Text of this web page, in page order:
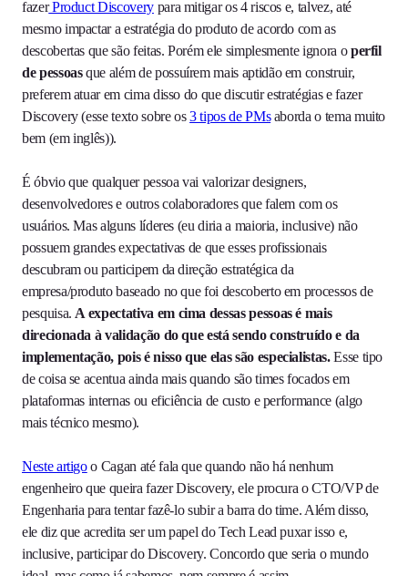
fazerProduct Discoverypara mitigar os 4 riscos e, talvez, até
mesmo impactar a estratégia do produto de acordo com as
descobertas que são feitas. Porém ele simplesmente ignora operfil
de pessoasque além de possuírem mais aptidão em construir,
preferem atuar em cima disso do que discutir estratégias e fazer
Discovery (esse texto sobre os3 tipos de PMsaborda o tema muito
bem (em inglês)).
É óbvio que qualquer pessoa vai valorizar designers,
desenvolvedores e outros colaboradores que falem com os
usuários. Mas alguns líderes (eu diria a maioria, inclusive) não
possuem grandes expectativas de que esses profissionais
descubram ou participem da direção estratégica da
empresa/produto baseado no que foi descoberto em processos de
pesquisa. A expectativa em cima dessas pessoas é mais
direcionada à validação do que está sendo construído e da
implementação, pois é nisso que elas são especialistas.Esse tipo
de coisa se acentua ainda mais quando são times focados em
plataformas internas ou eficiência de custo e performance (algo
mais técnico mesmo).
Neste artigoo Cagan até fala que quando não há nenhum
engenheiro que queira fazer Discovery, ele procura o CTO/VP de
Engenharia para tentar fazê-lo subir a barra do time. Além disso,
ele diz que acredita ser um papel do Tech Lead puxar isso e,
inclusive, participar do Discovery. Concordo que seria o mundo